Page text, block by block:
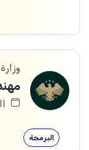
البرمجة